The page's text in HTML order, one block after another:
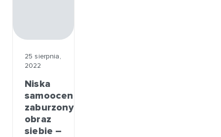
25 sierpnia,
2022
Niska
samoocena,
zaburzony
obraz
siebie –